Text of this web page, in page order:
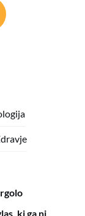
ki ga ni